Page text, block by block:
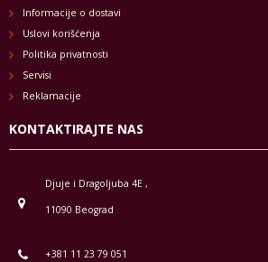
Informacije o dostavi
Uslovi korišćenja
Politika privatnosti
Servisi
Reklamacije
KONTAKTIRAJTE NAS
Djuje i Dragoljuba 4E ,
11090 Beograd
+381 11 23 79 051